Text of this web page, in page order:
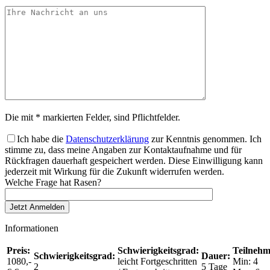
Die mit * markierten Felder, sind Pflichtfelder.
Ich habe die Datenschutzerklärung zur Kenntnis genommen. Ich
stimme zu, dass meine Angaben zur Kontaktaufnahme und für
Rückfragen dauerhaft gespeichert werden. Diese Einwilligung kann
jederzeit mit Wirkung für die Zukunft widerrufen werden.
Welche Frage hat Rasen?
Informationen
Preis:
1080,-
Schwierigkeitsgrad:
2
Schwierigkeitsgrad:
leicht Fortgeschritten
Dauer:
5 Tage
Min: 4